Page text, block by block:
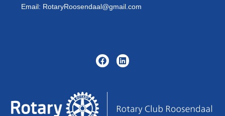
Email: RotaryRoosendaal@gmail.com